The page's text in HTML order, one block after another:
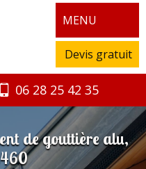
MENU
Devis gratuit
06 28 25 42 35
de gouttière alu,